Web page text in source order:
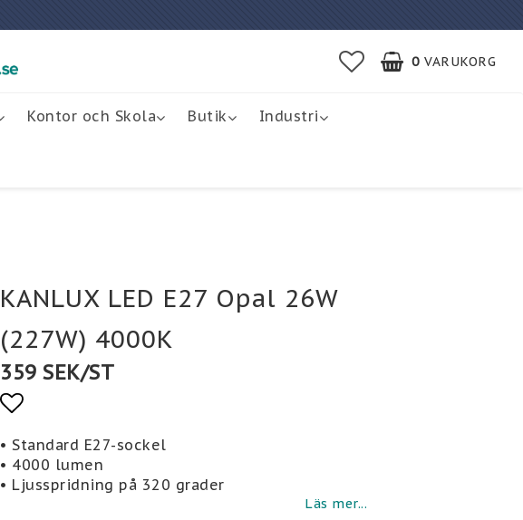
0 VARUKORG
Kontor och Skola Butik Industri
KANLUX LED E27 Opal 26W
(227W) 4000K
359 SEK/ST
Lägg till i favoritlistan
• Standard E27-sockel
• 4000 lumen
• Ljusspridning på 320 grader
Läs mer...